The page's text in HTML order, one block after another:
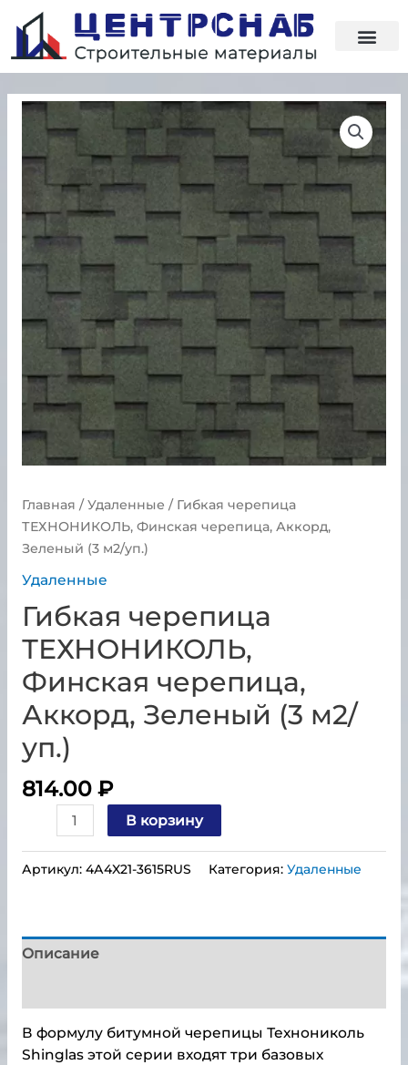
Главная / Удаленные / Гибкая черепица
ТЕХНОНИКОЛЬ, Финская черепица, Аккорд,
Зеленый (3 м2/уп.)
Удаленные
Гибкая черепица
ТЕХНОНИКОЛЬ,
Финская черепица,
Аккорд, Зеленый (3 м2/
уп.)
814.00 ₽
В корзину
Артикул: 4А4X21-3615RUS Категория: Удаленные
Описание
В формулу битумной черепицы Технониколь
Shinglas этой серии входят три базовых